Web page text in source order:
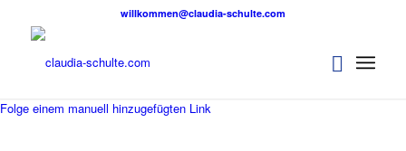
willkommen@claudia-schulte.com
Folge einem manuell hinzugefügten Link